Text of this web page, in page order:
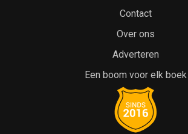
Contact
Over ons
Adverteren
Een boom voor elk boek